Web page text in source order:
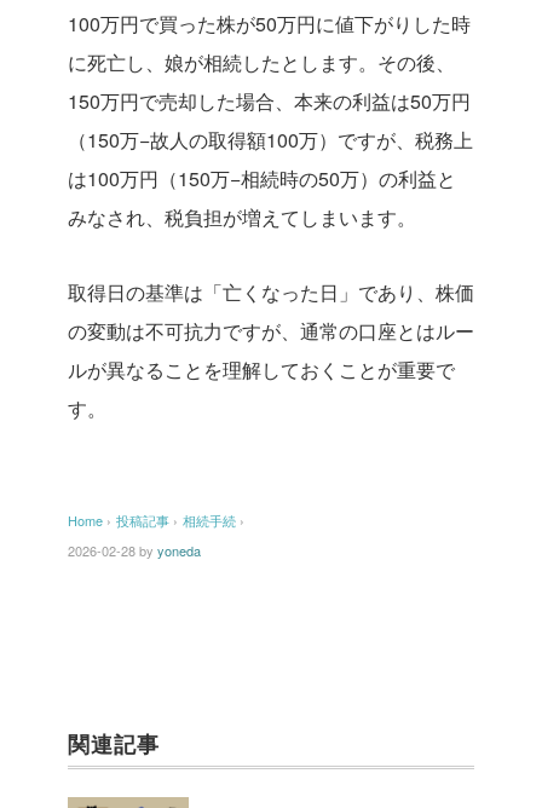
100万円で買った株が50万円に値下がりした時
に死亡し、娘が相続したとします。その後、
150万円で売却した場合、本来の利益は50万円
（150万−故人の取得額100万）ですが、税務上
は100万円（150万−相続時の50万）の利益と
みなされ、税負担が増えてしまいます。
取得日の基準は「亡くなった日」であり、株価
の変動は不可抗力ですが、通常の口座とはルー
ルが異なることを理解しておくことが重要で
す。
Home › 投稿記事 › 相続手続 ›
2026-02-28by yoneda
関連記事